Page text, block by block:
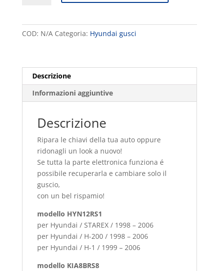
v
COD: N/A Categoria: Hyundai gusci
Descrizione
Informazioni aggiuntive
Descrizione
Ripara le chiavi della tua auto oppure
ridonagli un look a nuovo!
Se tutta la parte elettronica funziona é
possibile recuperarla e cambiare solo il
guscio,
con un bel rispamio!
modello HYN12RS1
per Hyundai / STAREX / 1998 – 2006
per Hyundai / H-200 / 1998 – 2006
per Hyundai / H-1 / 1999 – 2006
modello KIA8BRS8